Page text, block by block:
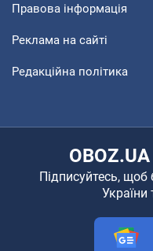
Правова інформація
Реклама на сайті
Редакційна політика
Підписуйтесь, щоб
України